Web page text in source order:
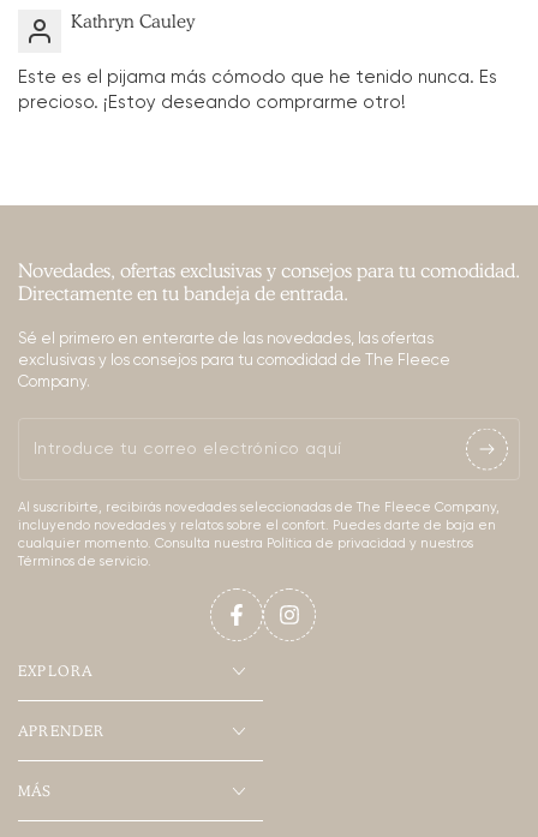
Kathryn Cauley
Este es el pijama más cómodo que he tenido nunca. Es
precioso. ¡Estoy deseando comprarme otro!
FacebookInstagram
EXPLORA
APRENDER
MÁS
Novedades, ofertas exclusivas y consejos para tu comodidad.
Directamente en tu bandeja de entrada.
Sé el primero en enterarte de las novedades, las ofertas
exclusivas y los consejos para tu comodidad de The Fleece
Company.
correo
electrónico
Al suscribirte, recibirás novedades seleccionadas de The Fleece Company,
incluyendo novedades y relatos sobre el confort. Puedes darte de baja en
cualquier momento. Consulta nuestra Política de privacidad y nuestros
Términos de servicio.